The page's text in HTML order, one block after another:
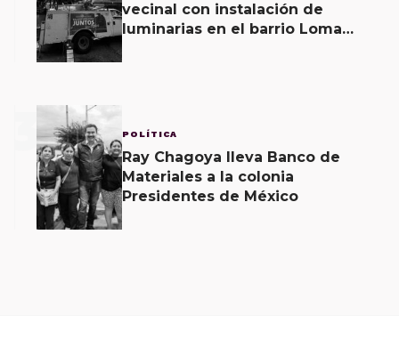
vecinal con instalación de
luminarias en el barrio Loma
3 POLÍTICA
Ray Chagoya lleva Banco de
Materiales a la colonia
Presidentes de México